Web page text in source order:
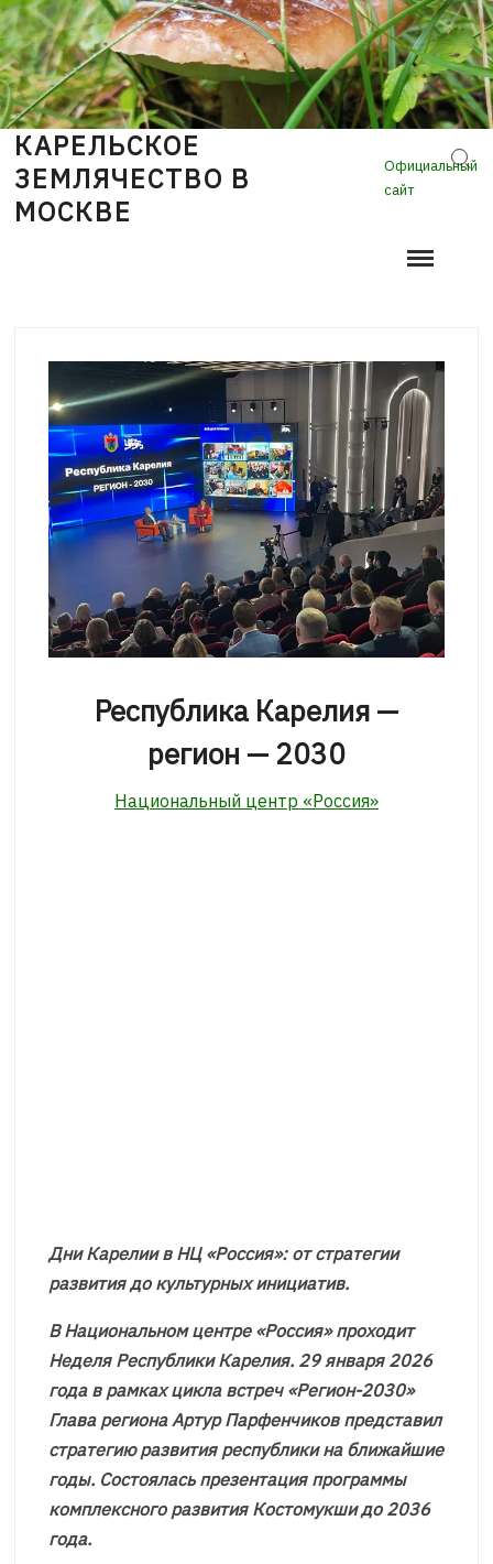
Skip
to
content
КАРЕЛЬСКОЕ
ЗЕМЛЯЧЕСТВО В
МОСКВЕ
Официальный
сайт
Республика Карелия —
регион — 2030
Национальный центр «Россия»
Дни Карелии в НЦ «Россия»: от стратегии
развития до культурных инициатив.
В Национальном центре «Россия» проходит
Неделя Республики Карелия. 29 января 2026
года в рамках цикла встреч «Регион-2030»
Глава региона Артур Парфенчиков представил
стратегию развития республики на ближайшие
годы. Состоялась презентация программы
комплексного развития Костомукши до 2036
года.